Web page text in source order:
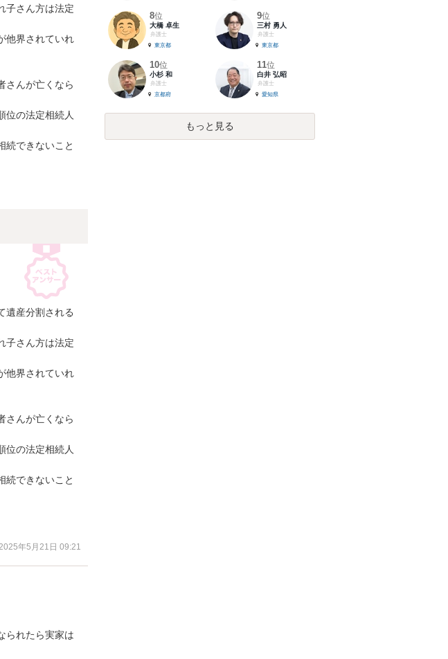
子さん方は法定
他界されていれ
さんが亡くなら
位の法定相続人
続できないこと
遺産分割される
子さん方は法定
他界されていれ
さんが亡くなら
位の法定相続人
続できないこと
年5月21日 09:21
られたら実家は
8位
大橋 卓生
弁護士
東京都
9位
三村 勇人
弁護士
東京都
10位
小杉 和
弁護士
京都府
11位
白井 弘昭
弁護士
愛知県
もっと見る